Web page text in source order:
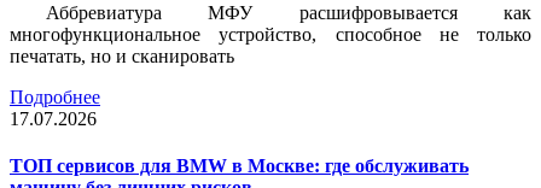
Аббревиатура МФУ расшифровывается как
многофункциональное устройство, способное не только
печатать, но и сканировать
Подробнее
17.07.2026
ТОП сервисов для BMW в Москве: где обслуживать